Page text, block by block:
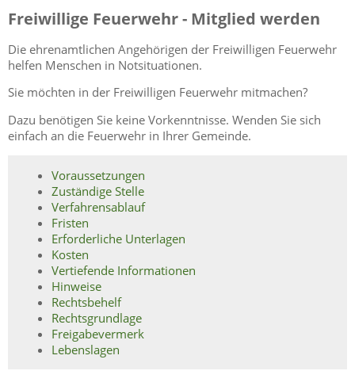
Freiwillige Feuerwehr - Mitglied werden
Die ehrenamtlichen Angehörigen der Freiwilligen Feuerwehr
helfen Menschen in Notsituationen.
Sie möchten in der Freiwilligen Feuerwehr mitmachen?
Dazu benötigen Sie keine Vorkenntnisse. Wenden Sie sich
einfach an die Feuerwehr in Ihrer Gemeinde.
Voraussetzungen
Zuständige Stelle
Verfahrensablauf
Fristen
Erforderliche Unterlagen
Kosten
Vertiefende Informationen
Hinweise
Rechtsbehelf
Rechtsgrundlage
Freigabevermerk
Lebenslagen